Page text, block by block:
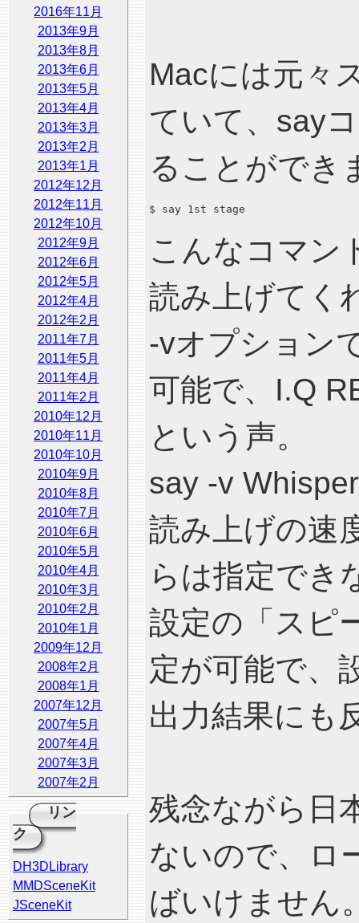
2016年11月
2013年9月
2013年8月
2013年6月
2013年5月
2013年4月
2013年3月
2013年2月
2013年1月
2012年12月
2012年11月
2012年10月
2012年9月
2012年6月
2012年5月
2012年4月
2012年2月
2011年7月
2011年5月
2011年4月
2011年2月
2010年12月
2010年11月
2010年10月
2010年9月
2010年8月
2010年7月
2010年6月
2010年5月
2010年4月
2010年3月
2010年2月
2010年1月
2009年12月
2008年2月
2008年1月
2007年12月
2007年5月
2007年4月
2007年3月
2007年2月
リン
ク
DH3DLibrary
MMDSceneKit
JSceneKit
Macには元々
ていて、say
ることができ
こんなコマン
読み上げてく
-vオプション
可能で、I.Q
という声。
say -v
読み上げの速
らは指定でき
設定の「スピ
定が可能で、
出力結果にも
残念ながら日
ないので、ロ
ばいけません